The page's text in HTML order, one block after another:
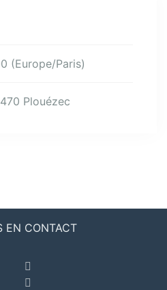
(Europe/Paris)
Plouézec
EN CONTACT